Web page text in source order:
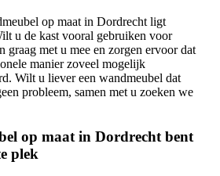
op maat in Dordrecht ligt
u de kast vooral gebruiken voor
graag met u mee en zorgen ervoor dat
manier zoveel mogelijk
Wilt u liever een wandmeubel dat
probleem, samen met u zoeken we
op maat in Dordrecht bent
plek